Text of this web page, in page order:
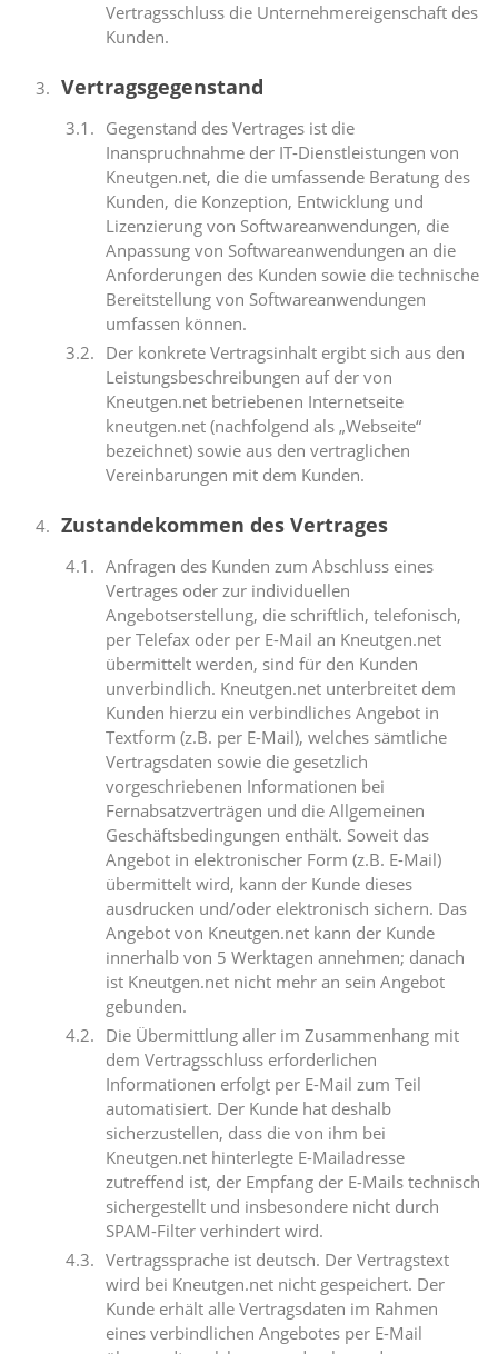
Vertragsschluss die Unternehmereigenschaft des
Kunden.
Vertragsgegenstand
Gegenstand des Vertrages ist die
Inanspruchnahme der IT-Dienstleistungen von
Kneutgen.net, die die umfassende Beratung des
Kunden, die Konzeption, Entwicklung und
Lizenzierung von Softwareanwendungen, die
Anpassung von Softwareanwendungen an die
Anforderungen des Kunden sowie die technische
Bereitstellung von Softwareanwendungen
umfassen können.
Der konkrete Vertragsinhalt ergibt sich aus den
Leistungsbeschreibungen auf der von
Kneutgen.net betriebenen Internetseite
kneutgen.net (nachfolgend als „Webseite“
bezeichnet) sowie aus den vertraglichen
Vereinbarungen mit dem Kunden.
Zustandekommen des Vertrages
Anfragen des Kunden zum Abschluss eines
Vertrages oder zur individuellen
Angebotserstellung, die schriftlich, telefonisch,
per Telefax oder per E-Mail an Kneutgen.net
übermittelt werden, sind für den Kunden
unverbindlich. Kneutgen.net unterbreitet dem
Kunden hierzu ein verbindliches Angebot in
Textform (z.B. per E-Mail), welches sämtliche
Vertragsdaten sowie die gesetzlich
vorgeschriebenen Informationen bei
Fernabsatzverträgen und die Allgemeinen
Geschäftsbedingungen enthält. Soweit das
Angebot in elektronischer Form (z.B. E-Mail)
übermittelt wird, kann der Kunde dieses
ausdrucken und/oder elektronisch sichern. Das
Angebot von Kneutgen.net kann der Kunde
innerhalb von 5 Werktagen annehmen; danach
ist Kneutgen.net nicht mehr an sein Angebot
gebunden.
Die Übermittlung aller im Zusammenhang mit
dem Vertragsschluss erforderlichen
Informationen erfolgt per E-Mail zum Teil
automatisiert. Der Kunde hat deshalb
sicherzustellen, dass die von ihm bei
Kneutgen.net hinterlegte E-Mailadresse
zutreffend ist, der Empfang der E-Mails technisch
sichergestellt und insbesondere nicht durch
SPAM-Filter verhindert wird.
Vertragssprache ist deutsch. Der Vertragstext
wird bei Kneutgen.net nicht gespeichert. Der
Kunde erhält alle Vertragsdaten im Rahmen
eines verbindlichen Angebotes per E-Mail